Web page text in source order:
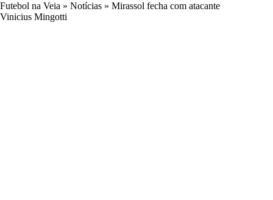
Futebol na Veia » Notícias » Mirassol fecha com atacante
Vinicius Mingotti